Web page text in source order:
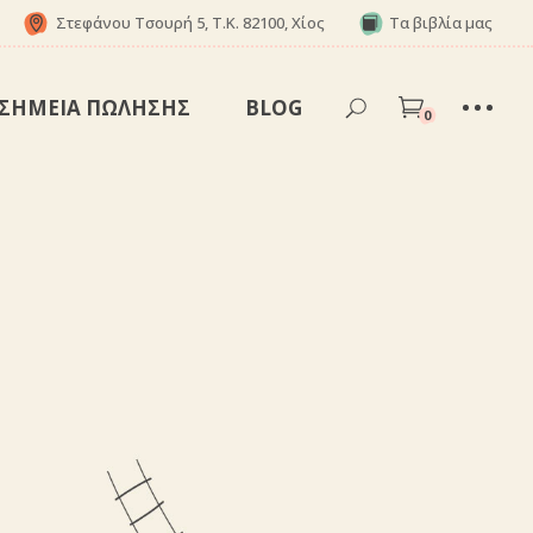
Στεφάνου Τσουρή 5, Τ.Κ. 82100, Χίος Τα βιβλία μας
ΣΗΜΕΊΑ ΠΏΛΗΣΗΣ BLOG 0